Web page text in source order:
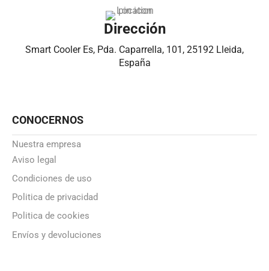
Dirección
Smart Cooler Es, Pda. Caparrella, 101, 25192 Lleida,
España
CONOCERNOS
Nuestra empresa
Aviso legal
Condiciones de uso
Politica de privacidad
Politica de cookies
Envíos y devoluciones